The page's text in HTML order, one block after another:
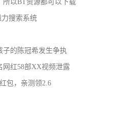
所以BT资源都可以下载
搜索系统
子的陈冠希发生争执
网红58部XX视频泄露
包，亲测领2.6